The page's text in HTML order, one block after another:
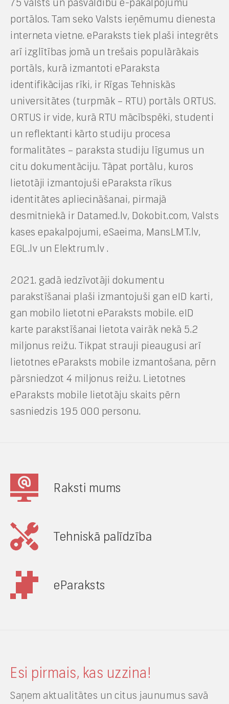
75 valsts un pašvaldību e-pakalpojumu
portālos. Tam seko Valsts ieņēmumu dienesta
interneta vietne. eParaksts tiek plaši integrēts
arī izglītības jomā un trešais populārākais
portāls, kurā izmantoti eParaksta
identifikācijas rīki, ir Rīgas Tehniskās
universitātes (turpmāk – RTU) portāls ORTUS.
ORTUS ir vide, kurā RTU mācībspēki, studenti
un reflektanti kārto studiju procesa
formalitātes – paraksta studiju līgumus un
citu dokumentāciju. Tāpat portālu, kuros
lietotāji izmantojuši eParaksta rīkus
identitātes apliecināšanai, pirmajā
desmitniekā ir Datamed.lv, Dokobit.com, Valsts
kases epakalpojumi, eSaeima, MansLMT.lv,
EGL.lv un Elektrum.lv .
2021. gadā iedzīvotāji dokumentu
parakstīšanai plaši izmantojuši gan eID karti,
gan mobilo lietotni eParaksts mobile. eID
karte parakstīšanai lietota vairāk nekā 5.2
miljonus reižu. Tikpat strauji pieaugusi arī
lietotnes eParaksts mobile izmantošana, pērn
pārsniedzot 4 miljonus reižu. Lietotnes
eParaksts mobile lietotāju skaits pērn
sasniedzis 195 000 personu.
Raksti mums
Tehniskā palīdzība
eParaksts
Esi pirmais, kas uzzina!
Saņem aktualitātes un citus jaunumus savā